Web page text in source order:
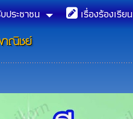
แซง เรื่องจัดการมูลฝอยทั่วไป
ระชาชน เรื่องร้องเรียน
าณิชย์